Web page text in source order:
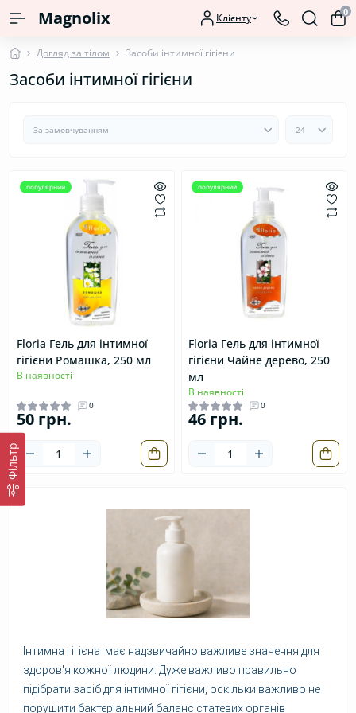
Magnolix Клієнту 0
Догляд за тілом Засоби інтимної гігієни
Засоби інтимної гігієни
Фільтр
популярний
Floria Гель для інтимної
гігієни Ромашка, 250 мл
В наявності
0
50 грн.
популярний
Floria Гель для інтимної
гігієни Чайне дерево, 250
мл
В наявності
0
46 грн.
Інтимна гігієна має надзвичайно важливе значення для
здоров'я кожної людини . Дуже важливо правильно
підібрати засіб для інтимної гігієни, оскільки важливо не
порушити бактеріальний баланс статевих органів